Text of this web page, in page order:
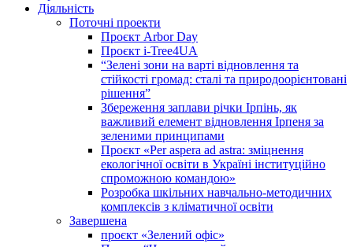
Діяльність
Поточні проекти
Проєкт Arbor Day
Проєкт i-Tree4UA
“Зелені зони на варті відновлення та
стійкості громад: cталі та природоорієнтовані
рішення”
Збереження заплави річки Ірпінь, як
важливий елемент відновлення Ірпеня за
зеленими принципами
Проєкт «Per aspera ad astra: зміцнення
екологічної освіти в Україні інституційно
спроможною командою»
Розробка шкільних навчально-методичних
комплексів з кліматичної освіти
Завершена
проєкт «Зелений офіс»